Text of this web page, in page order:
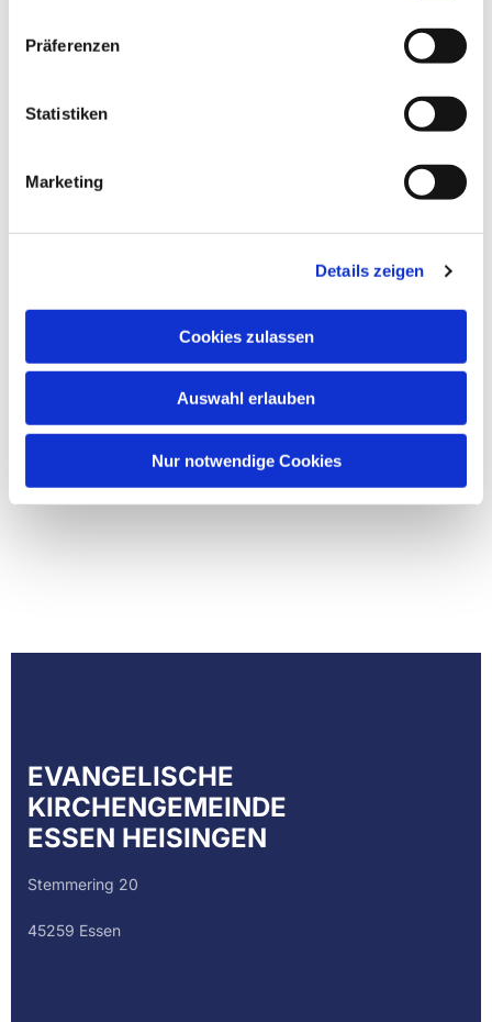
Präferenzen
Statistiken
Marketing
Details zeigen
Cookies zulassen
Auswahl erlauben
Nur notwendige Cookies
EVANGELISCHE
KIRCHENGEMEINDE
ESSEN HEISINGEN
Stemmering 20
45259 Essen